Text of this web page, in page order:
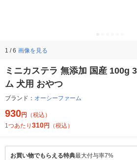
1 / 6 画像を見る
ミニカステラ 無添加 国産 100g
ム 犬用 おやつ
ブランド： オーシーファーム
930円
（税込）
1つあたり 310円 （税込）
お買い物でもらえる特典最大付与率7%